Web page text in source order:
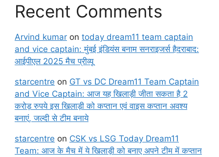
Recent Comments
Arvind kumar on today dream11 team captain
and vice captain: मुंबई इंडियंस बनाम सनराइजर्स हैदराबाद:
आईपीएल 2025 मैच प्रीव्यू
starcentre on GT vs DC Dream11 Team Captain
and Vice Captain: आज यह खिलाड़ी जीता सकता है 2
करोड़ रुपये इस खिलाड़ी को कप्तान एवं वाइस कप्तान अवश्य
बनाएं, जल्दी से टीम बनाये
starcentre on CSK vs LSG Today Dream11
Team: आज के मैच में ये खिलाड़ी को बनाए अपने टीम में कप्तान